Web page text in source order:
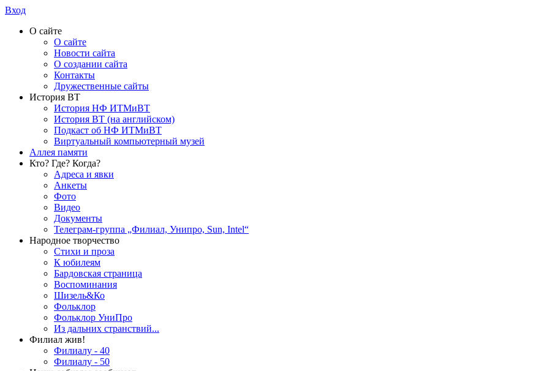
Вход
О сайте
О сайте
Новости сайта
О создании сайта
Контакты
Дружественные сайты
История ВТ
История НФ ИТМиВТ
История ВТ (на английском)
Подкаст об НФ ИТМиВТ
Виртуальный компьютерный музей
Аллея памяти
Кто? Где? Когда?
Адреса и явки
Анкеты
Фото
Видео
Документы
Телеграм-группа „Филиал, Унипро, Sun, Intel“
Народное творчество
Стихи и проза
К юбилеям
Бардовская страница
Воспоминания
Шизель&Ко
Фольклор
Фольклор УниПро
Из дальних странствий...
Филиал жив!
Филиалу - 40
Филиалу - 50